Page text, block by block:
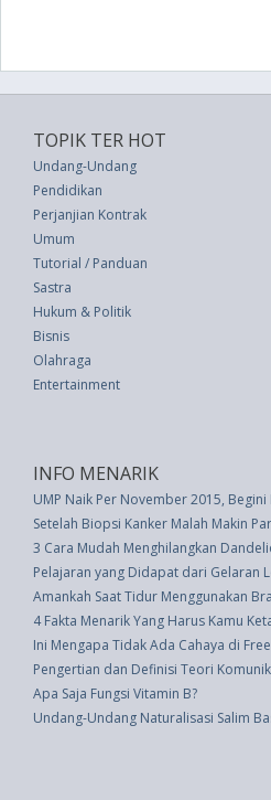
TOPIK TER HOT
Undang-Undang
Pendidikan
Perjanjian Kontrak
Umum
Tutorial / Panduan
Sastra
Hukum & Politik
Bisnis
Olahraga
Entertainment
INFO MENARIK
UMP Naik Per November 2015, Begini
Setelah Biopsi Kanker Malah Makin
3 Cara Mudah Menghilangkan
Pelajaran yang Didapat dari Gelaran
Amankah Saat Tidur Menggunakan
4 Fakta Menarik Yang Harus Kamu
Ini Mengapa Tidak Ada Cahaya di
Pengertian dan Definisi Teori
Apa Saja Fungsi Vitamin B?
Undang-Undang Naturalisasi Salim